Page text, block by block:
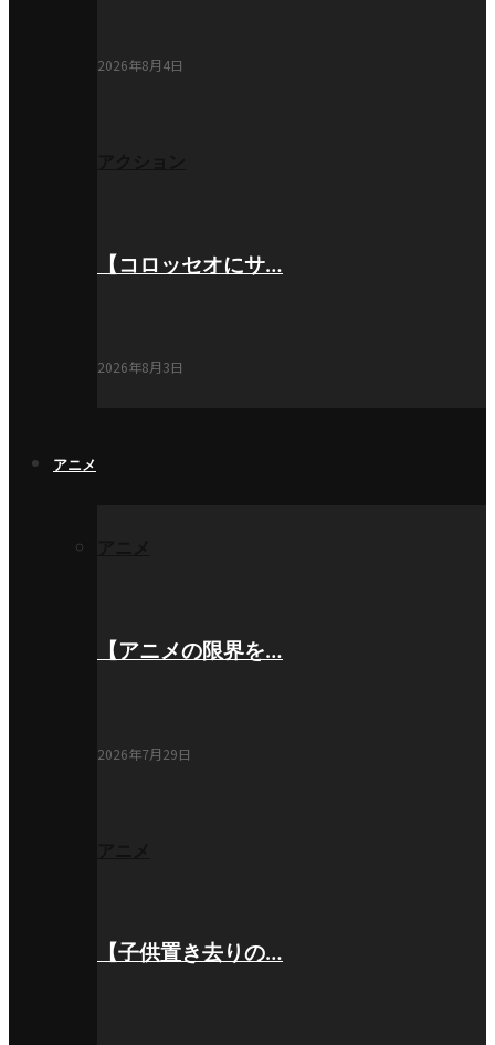
2026年8月4日
【コロッセオにサ…
2026年8月3日
アニメ
【アニメの限界を…
2026年7月29日
【子供置き去りの…